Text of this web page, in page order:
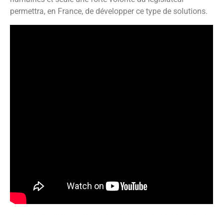
permettra, en France, de développer ce type de solutions.